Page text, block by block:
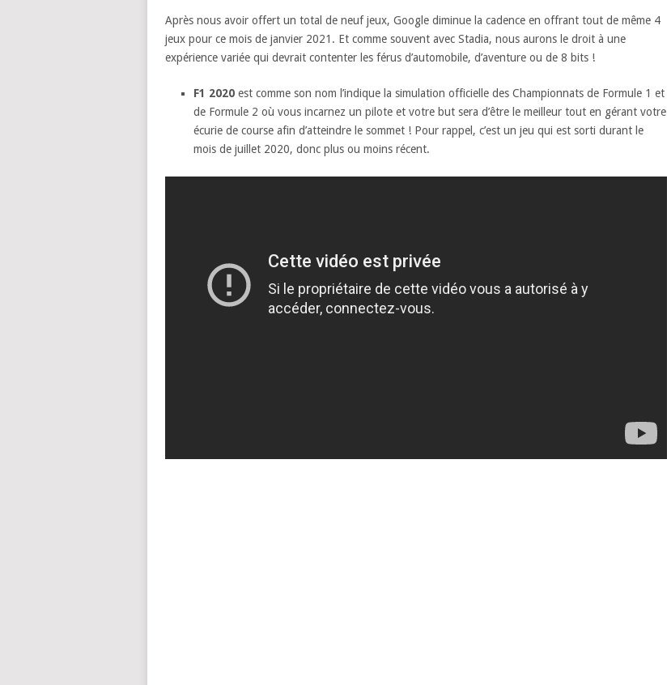
Après nous avoir offert un total de neuf jeux, Google diminue la cadence en offrant tout de même 4
jeux pour ce mois de janvier 2021. Et comme souvent avec Stadia, nous aurons le droit à une
expérience variée qui devrait contenter les férus d’automobile, d’aventure ou de 8 bits !
F1 2020est comme son nom l’indique la simulation officielle des Championnats de Formule 1 et
de Formule 2 où vous incarnez un pilote et votre but sera d’être le meilleur tout en gérant votre
écurie de course afin d’atteindre le sommet ! Pour rappel, c’est un jeu qui est sorti durant le
mois de juillet 2020, donc plus ou moins récent.